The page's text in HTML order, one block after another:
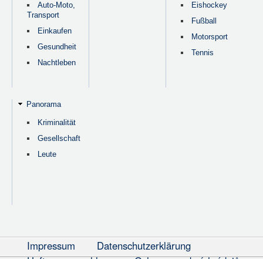
Auto-Moto,
Transport
Einkaufen
Gesundheit
Nachtleben
Eishockey
Fußball
Motorsport
Tennis
Panorama
Kriminalität
Gesellschaft
Leute
Impressum
Datenschutzerklärung